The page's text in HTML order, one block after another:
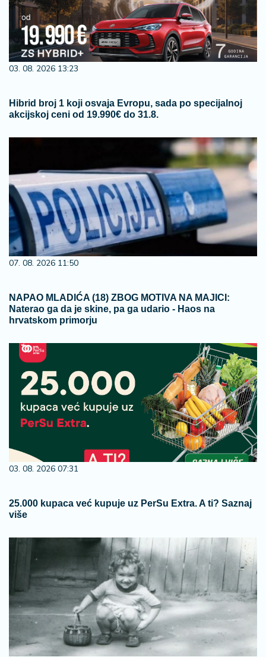
03. 08. 2026 13:23
Hibrid broj 1 koji osvaja Evropu, sada po specijalnoj
akcijskoj ceni od 19.990€ do 31.8.
07. 08. 2026 11:50
NAPAO MLADIĆA (18) ZBOG MOTIVA NA MAJICI:
Naterao ga da je skine, pa ga udario - Haos na
hrvatskom primorju
03. 08. 2026 07:31
25.000 kupaca već kupuje uz PerSu Extra. A ti? Saznaj
više